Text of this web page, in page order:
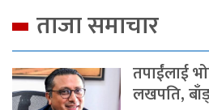
ताजा समाचार
तपाईंलाई
लखपति,